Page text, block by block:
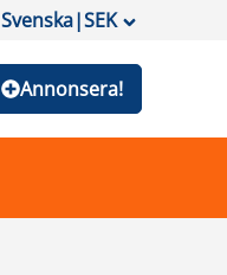
Svenska|SEK
Annonsera!